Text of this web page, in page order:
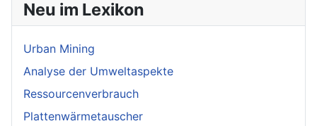
Neu im Lexikon
Urban Mining
Analyse der Umweltaspekte
Ressourcenverbrauch
Plattenwärmetauscher